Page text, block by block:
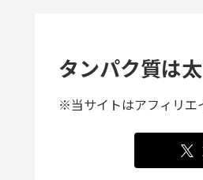
タンパク質は
※当サイトはアフィリエ